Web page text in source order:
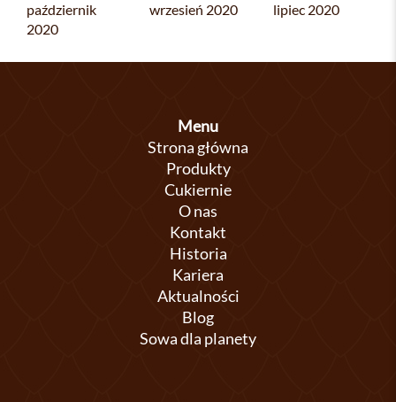
październik
2020
wrzesień 2020 lipiec 2020
Menu
Strona główna
Produkty
Cukiernie
O nas
Kontakt
Historia
Kariera
Aktualności
Blog
Sowa dla planety